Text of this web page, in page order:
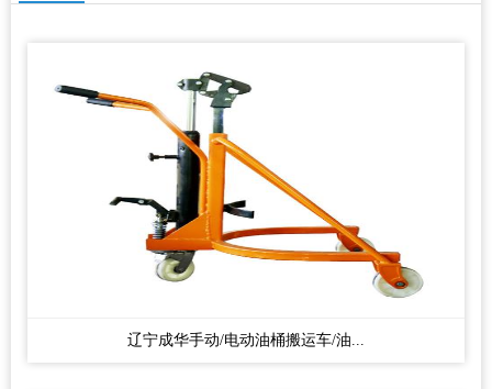
辽宁成华手动/电动油桶搬运车/油...